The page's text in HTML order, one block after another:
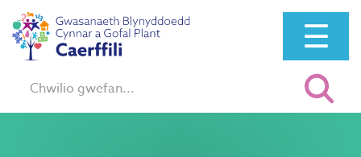
☰
Chwilio: